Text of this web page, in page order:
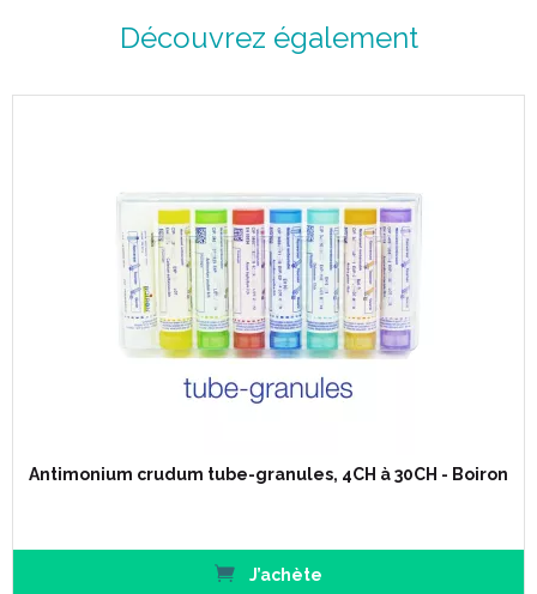
Dans les troubles du comportement : pour réduire l´ anxiété,
le pessimisme et les angoisses nocturnes.
En dermatologie : pour traiter les éruptions cutanées causées
par les brûlures. Il est également efficace contre les
pellicules du cuir chevelu, les zonas, l' herpès, l´ impétigo et
Découvrez également
Antimonium crudum tube-granules, 4CH à 30CH - Boiron
J’achète